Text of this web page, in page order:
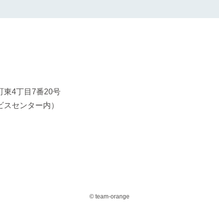
東4丁目7番20号
センター内）
© team-orange